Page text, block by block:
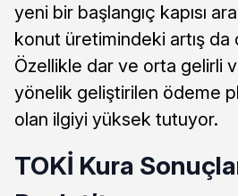
yeni bir başlangıç kapısı
konut üretimindeki artış
Özellikle dar ve orta gelirli
yönelik geliştirilen ödeme
olan ilgiyi yüksek tutuyor.
TOKİ Kura